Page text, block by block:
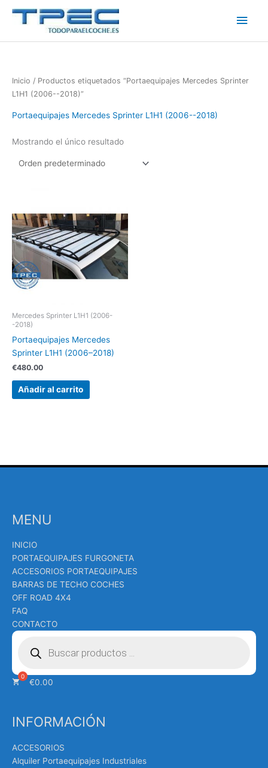
Inicio / Productos etiquetados “Portaequipajes Mercedes Sprinter
L1H1 (2006--2018)”
Portaequipajes Mercedes Sprinter L1H1 (2006--2018)
Mostrando el único resultado
Mercedes Sprinter L1H1 (2006-
-2018)
Portaequipajes Mercedes
Sprinter L1H1 (2006–2018)
€480.00
Añadir al carrito
MENU
INICIO
PORTAEQUIPAJES FURGONETA
ACCESORIOS PORTAEQUIPAJES
BARRAS DE TECHO COCHES
OFF ROAD 4X4
FAQ
CONTACTO
Búsqueda
productos
€0.00
INFORMACIÓN
ACCESORIOS
Alquiler Portaequipajes Industriales